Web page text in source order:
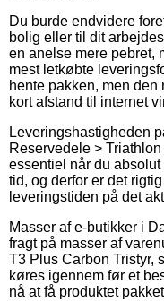
Du burde endvidere
bolig eller til dit
en anelse mere pebret,
mest letkøbte
hente pakken, men den
kort afstand til internet
Leveringshastigheden
Reservedele >
essentiel når du
tid, og derfor er det
leveringstiden på det
Masser af e-butikker i
fragt på masser af
T3 Plus Carbon Tristyr,
køres igennem før et
nå at få produktet